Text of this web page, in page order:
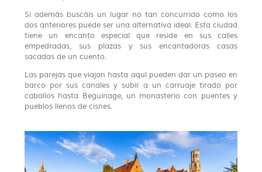
Si además buscáis un lugar no tan concurrido como los
dos anteriores puede ser una alternativa ideal. Esta ciudad
tiene un encanto especial que reside en sus calles
empedradas, sus plazas y sus encantadoras casas
sacadas de un cuento.
Las parejas que viajan hasta aquí pueden dar un paseo en
barco por sus canales y subir a un carruaje tirado por
caballos hasta Beguinage, un monasterio con puentes y
pueblos llenos de cisnes.